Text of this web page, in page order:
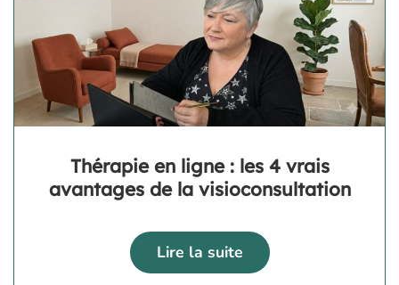
Thérapie en ligne : les 4 vrais
avantages de la visioconsultation
Lire la suite